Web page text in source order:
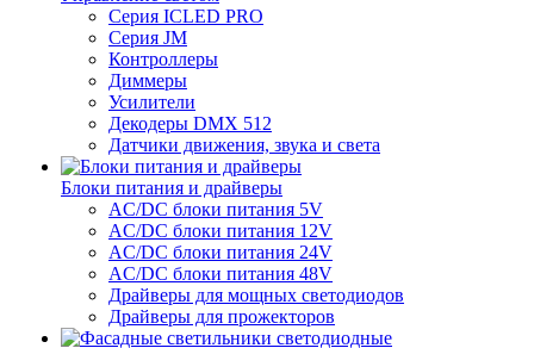
Серия ICLED PRO
Серия JM
Контроллеры
Диммеры
Усилители
Декодеры DMX 512
Датчики движения, звука и света
Блоки питания и драйверы
AC/DC блоки питания 5V
AC/DC блоки питания 12V
AC/DC блоки питания 24V
AC/DC блоки питания 48V
Драйверы для мощных светодиодов
Драйверы для прожекторов